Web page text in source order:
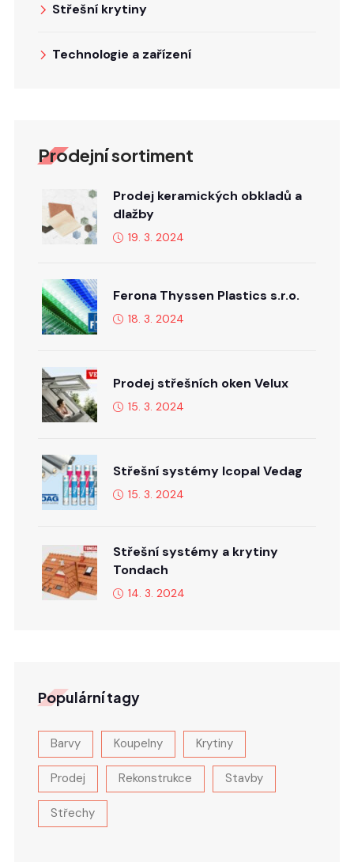
Střešní krytiny
Technologie a zařízení
Prodejní sortiment
Prodej keramických obkladů a
dlažby
19. 3. 2024
Ferona Thyssen Plastics s.r.o.
18. 3. 2024
Prodej střešních oken Velux
15. 3. 2024
Střešní systémy Icopal Vedag
15. 3. 2024
Střešní systémy a krytiny
Tondach
14. 3. 2024
Populární tagy
Barvy Koupelny Krytiny
Prodej Rekonstrukce Stavby
Střechy